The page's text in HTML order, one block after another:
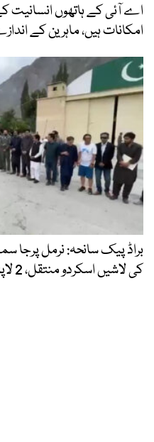
اے آئی کے ہاتھوں
امکانات ہیں، ماہرین کے
کی لاشیں اسکردو منتقل، 2 لاپتا افراد کی تلاش جاری